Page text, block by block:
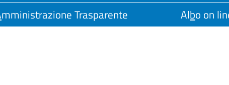
mministrazione Trasparente Albo on